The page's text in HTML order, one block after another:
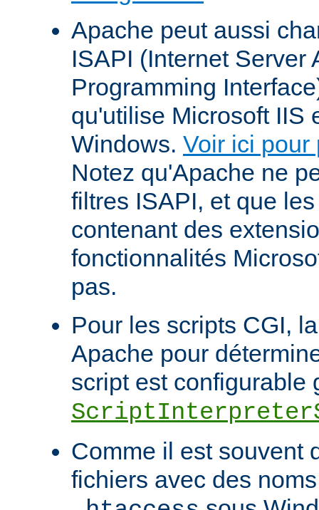
Apache peut aussi
ISAPI (Internet Server
Programming
qu'utilise Microsoft IIS
Windows. Voir ici pour
Notez qu'Apache ne
filtres ISAPI, et que
contenant des
fonctionnalités
pas.
Pour les scripts CGI,
Apache pour
script est configurable
Comme il est souvent
fichiers avec des